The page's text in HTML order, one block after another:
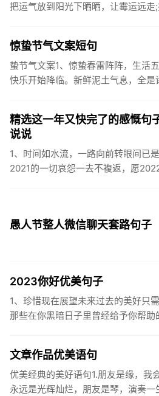
把运气放到阳光下晒晒，让霉运远走
惊蛰节气文案短句
蛰节气文案1、惊蛰春雷阵阵，生活
快乐开始降临。新鲜泥土气息，全
精选这一年又快完了的感慨句
说说
1、时间如水流，一路向前转眼间已
2021的一切哀怨一去不複返，愿
愚人节整人微信聊天套路句子
2023你好优美句子
1、珍惜现在展望未来过去的美好只
那些在你黑暗日子里曾经给予你帮助
文章作品优美语句
优美经典的美好语句1.朋友是缘，我
永远是光辉灿烂，朋友是琴，演奏一